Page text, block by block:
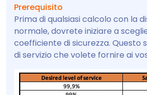
Prerequisito
Prima di qualsiasi calcolo con la
normale, dovrete iniziare a
coefficiente di sicurezza. Questo
di servizio che volete fornire ai